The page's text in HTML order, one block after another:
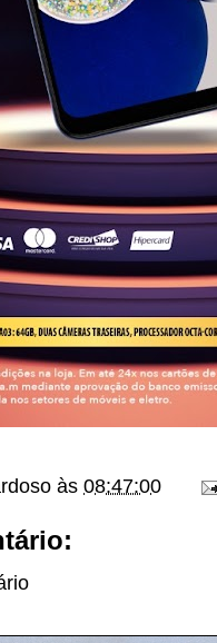
às 08:47:00